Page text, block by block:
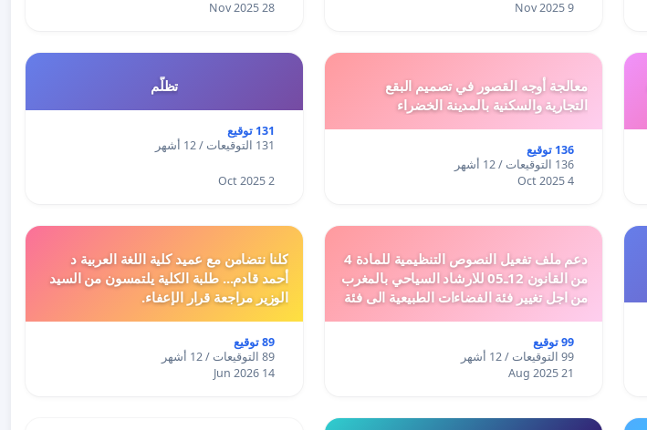
9 Nov 2025
28 Nov 2025
معالجة أوجه القصور في تصميم البقع
التجارية والسكنية بالمدينة الخضراء
136 توقيع
136 التوقيعات / 12 أشهر
4 Oct 2025
تظلّم
131 توقيع
131 التوقيعات / 12 أشهر
2 Oct 2025
دعم ملف تفعيل النصوص التنظيمية للمادة 4
من القانون 12ـ05 للارشاد السياحي بالمغرب
من اجل تغيير فئة الفضاءات الطبيعية الى فئة
99 توقيع
99 التوقيعات / 12 أشهر
21 Aug 2025
كلنا نتضامن مع عميد كلية اللغة العربية د
أحمد قادم... طلبة الكلية يلتمسون من السيد
الوزير مراجعة قرار الإعفاء.
89 توقيع
89 التوقيعات / 12 أشهر
14 Jun 2026